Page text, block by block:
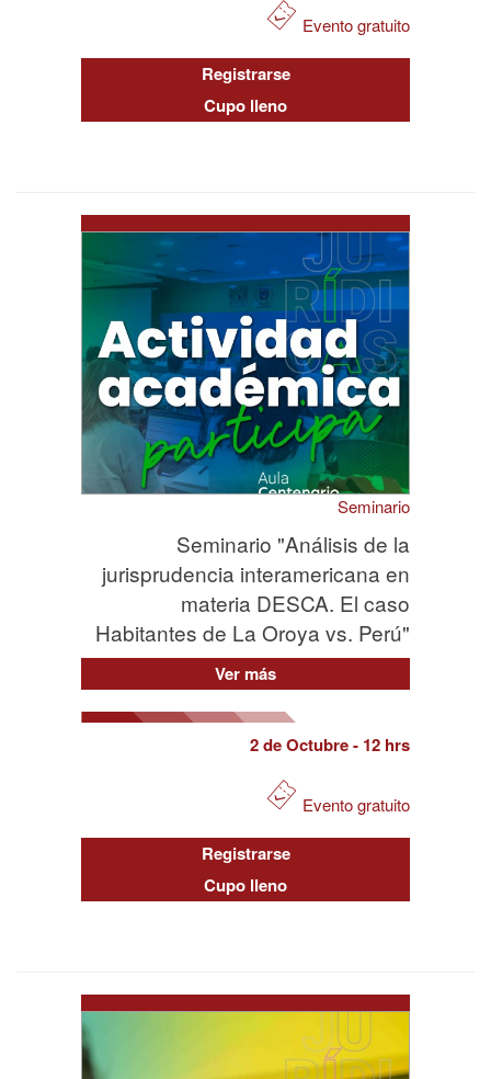
Evento gratuito
Registrarse
Cupo lleno
Seminario
Seminario "Análisis de la
jurisprudencia interamericana en
materia DESCA. El caso
Habitantes de La Oroya vs. Perú"
Ver más
2 de Octubre- 12 hrs
Evento gratuito
Registrarse
Cupo lleno